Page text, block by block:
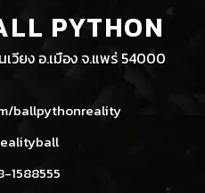
PYTHON
วียง อ.เมือง จ.แพร่ 54000
ballpythonreality
1588555